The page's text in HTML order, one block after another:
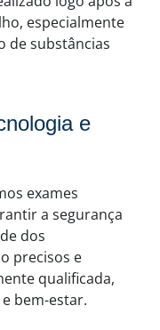
especialmente
de substâncias
e
exames
a segurança
dos
precisos e
qualificada,
bem-estar.